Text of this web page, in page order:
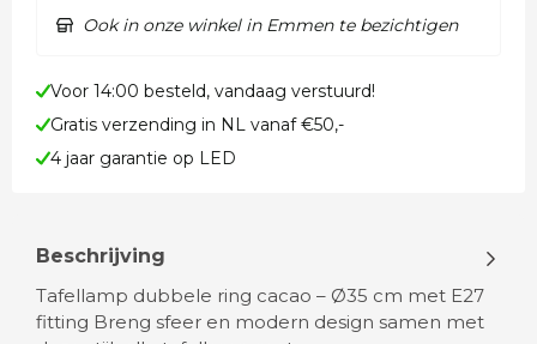
Ook in onze winkel in Emmen te bezichtigen
Voor 14:00 besteld, vandaag verstuurd!
Gratis verzending in NL vanaf €50,-
4 jaar garantie op LED
Beschrijving
Tafellamp dubbele ring cacao – Ø35 cm met E27
fitting Breng sfeer en modern design samen met